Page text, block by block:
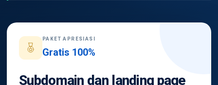
PAKET APRESIASI
Gratis 100%
Subdomain dan landing page